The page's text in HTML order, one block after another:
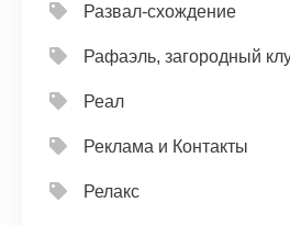
Развал-схождение
Рафаэль, загородный
Реал
Реклама и Контакты
Релакс